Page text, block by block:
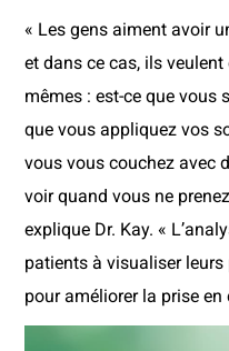
« Les gens aiment avoir
et dans ce cas, ils
mêmes : est-ce que vous
que vous appliquez vos
vous vous couchez avec
voir quand vous ne
explique Dr. Kay. «
patients à visualiser
pour améliorer la prise en